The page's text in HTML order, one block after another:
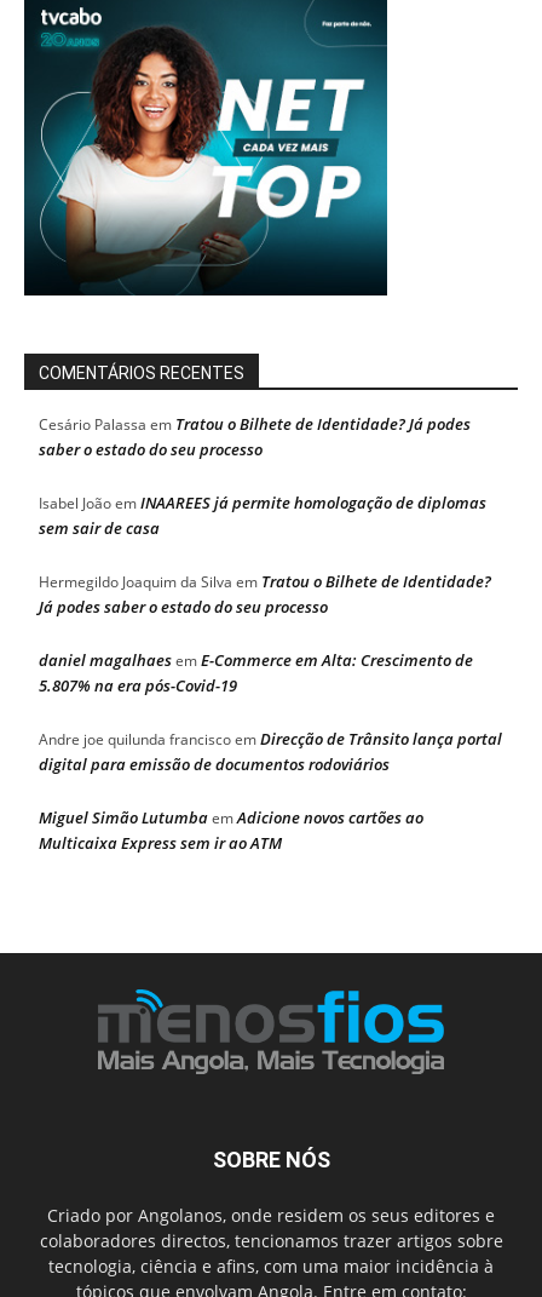
COMENTÁRIOS RECENTES
Cesário Palassa em Tratou o Bilhete de Identidade? Já podes
saber o estado do seu processo
Isabel JoãoemINAAREES já permite homologação de diplomas
sem sair de casa
Hermegildo Joaquim da Silva em Tratou o Bilhete de Identidade?
Já podes saber o estado do seu processo
daniel magalhaesemE-Commerce em Alta: Crescimento de
5.807% na era pós-Covid-19
Andre joe quilunda franciscoemDirecção de Trânsito lança portal
digital para emissão de documentos rodoviários
Miguel Simão LutumbaemAdicione novos cartões ao
Multicaixa Express sem ir ao ATM
SOBRE NÓS
Criado por Angolanos, onde residem os seus editores e
colaboradores directos, tencionamos trazer artigos sobre
tecnologia, ciência e afins, com uma maior incidência à
tópicos que envolvam Angola. Entre em contato: